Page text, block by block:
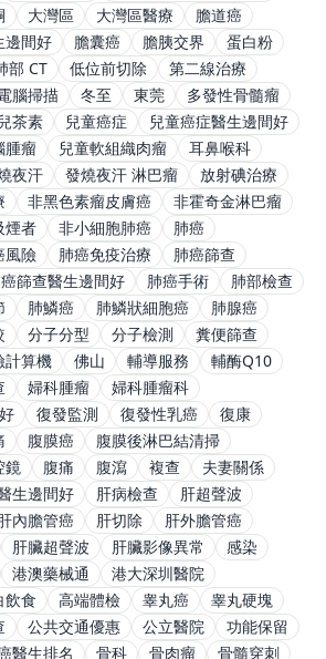
大灣區 大灣區醫療
膽道癌
邊間好 膽囊癌 膽胰交界
蛋白粉
部 CT 低位前切除
第二線治療
腦掃描 冬至 東莞
多發性骨髓瘤
兒茶素 兒童癌症
兒童癌症醫生邊間好
腫瘤 兒童軟組織肉瘤
耳鼻喉科
夜汗 發燒夜汗 淋巴瘤
放射碘治療
非黑色素瘤皮膚癌
非霍奇金淋巴瘤
煙者 非小細胞肺癌
肺癌
風險 肺癌免疫治療
肺癌篩查
篩查醫生邊間好 肺癌手術
肺部檢查
肺鱗癌 肺鱗狀細胞癌
肺腺癌
分子分型 分子檢測
糞便篩查
計算機 佛山 輔導服務
輔酶Q10
婦科腫瘤
婦科腫瘤科
復發監測 復發性乳癌
復康
腹膜癌
腹膜後淋巴結清掃
鏡 腹痛 腹瀉 複查
夫妻關係
生邊間好 肝病檢查
肝超聲波
內膽管癌 肝切除
肝外膽管癌
肝臟超聲波 肝臟影像異常
感染
港澳藥械通
港大深圳醫院
飲食 高端體檢 睾丸癌
睾丸硬塊
公共交通優惠 公立醫院
功能保留
醫生排名 骨科 骨肉瘤
骨髓穿刺